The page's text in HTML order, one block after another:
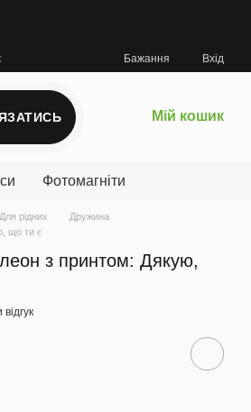
Бажання Вхід
Мій кошик
Фотомагніти
Для рідних
Дружина
що ти є
з принтом: Дякую,